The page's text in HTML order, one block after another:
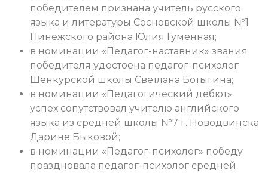
победителем признана учитель русского
языка и литературы Сосновской школы №1
Пинежского района Юлия Гуменная;
в номинации «Педагог-наставник» звания
победителя удостоена педагог-психолог
Шенкурской школы Светлана Ботыгина;
в номинации «Педагогический дебют»
успех сопутствовал учителю английского
языка из средней школы №7 г. Новодвинска
Дарине Быковой;
в номинации «Педагог-психолог» победу
праздновала педагог-психолог средней